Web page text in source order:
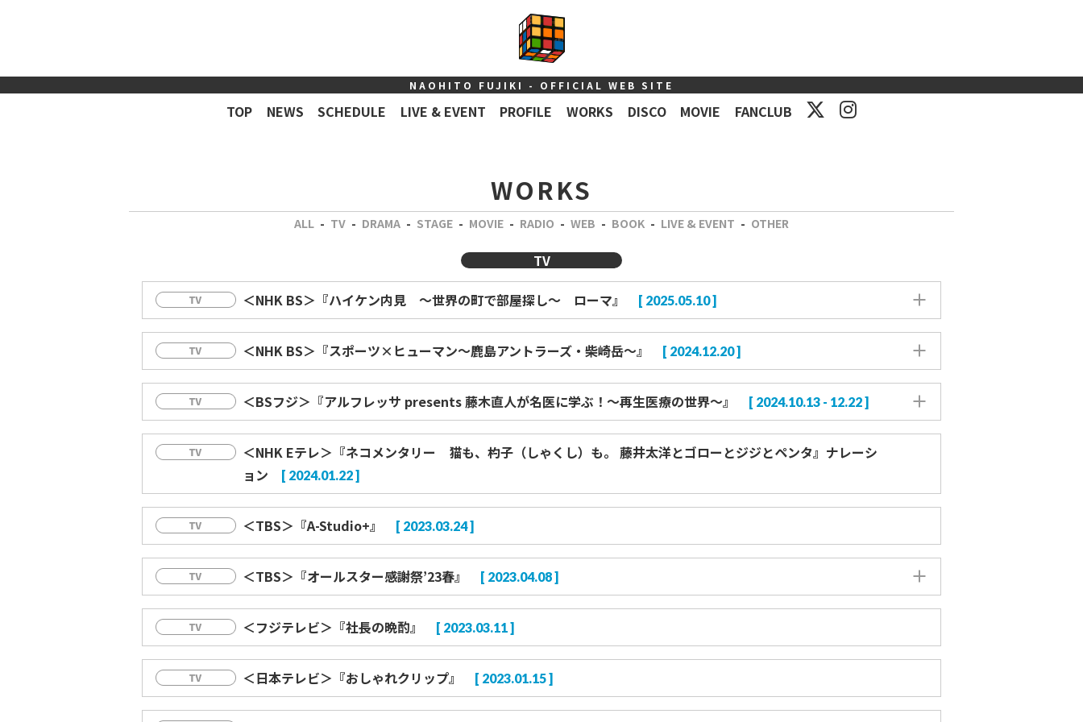
NAOHITO FUJIKI - OFFICIAL WEB SITE
TOP NEWS SCHEDULE LIVE & EVENT PROFILE WORKS DISCO MOVIE FANCLUB
WORKS
ALL - TV - DRAMA - STAGE - MOVIE - RADIO - WEB - BOOK - LIVE & EVENT - OTHER
TV
＜NHK BS＞『ハイケン内見 ～世界の町で部屋探し～ ローマ』 [ 2025.05.10 ]
＜NHK BS＞『スポーツ×ヒューマン～鹿島アントラーズ・柴崎岳～』 [ 2024.12.20 ]
＜BSフジ＞『アルフレッサ presents 藤木直人が名医に学ぶ！～再生医療の世界～』 [ 2024.10.13 - 12.22 ]
＜NHK Eテレ＞『ネコメンタリー 猫も、杓子（しゃくし）も。 藤井太洋とゴローとジジとペンタ』ナレーシ
ョン
[ 2024.01.22 ]
＜TBS＞『A-Studio+』 [ 2023.03.24 ]
＜TBS＞『オールスター感謝祭’23春』 [ 2023.04.08 ]
＜フジテレビ＞『社長の晩酌』 [ 2023.03.11 ]
＜日本テレビ＞『おしゃれクリップ』 [ 2023.01.15 ]